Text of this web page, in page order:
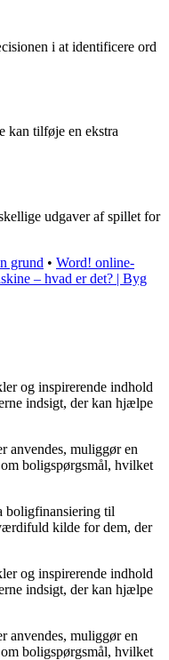
i at identificere ord
kan tilføje en ekstra
udgaver af spillet for
grund • Word! online-
– hvad er det? | Byg
og inspirerende indhold
indsigt, der kan hjælpe
anvendes, muliggør en
boligspørgsmål, hvilket
boligfinansiering til
kilde for dem, der
og inspirerende indhold
indsigt, der kan hjælpe
anvendes, muliggør en
boligspørgsmål, hvilket